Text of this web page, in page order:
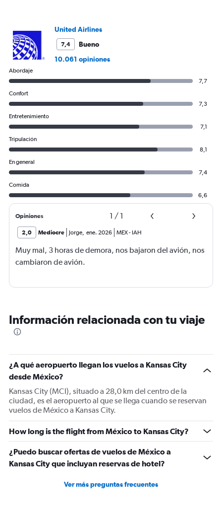
to
1800.
United Airlines
7,4
Bueno
10.061 opiniones
Abordaje
7,7
Confort
7,3
Entretenimiento
7,1
Tripulación
8,1
En general
7,4
Comida
6,6
Opiniones 1 / 1
2,0 Mediocre Jorge, ene. 2026 MEX- IAH
Muy mal, 3 horas de demora, nos bajaron del avión, nos
cambiaron de avión.
Información relacionada con tu viaje
¿A qué aeropuerto llegan los vuelos a Kansas City
desde México?
Kansas City (MCI), situado a 28,0 km del centro de la
ciudad, es el aeropuerto al que se llega cuando se reservan
vuelos de México a Kansas City.
How long is the flight from México to Kansas City?
¿Puedo buscar ofertas de vuelos de México a
Kansas City que incluyan reservas de hotel?
Ver más preguntas frecuentes